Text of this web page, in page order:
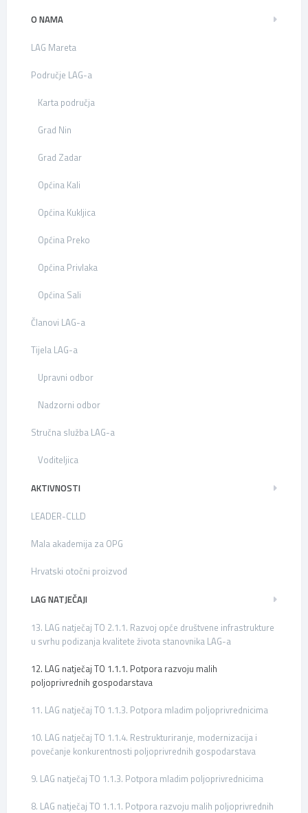
O NAMA
LAG Mareta
Područje LAG-a
Karta područja
Grad Nin
Grad Zadar
Općina Kali
Općina Kukljica
Općina Preko
Općina Privlaka
Općina Sali
Članovi LAG-a
Tijela LAG-a
Upravni odbor
Nadzorni odbor
Stručna služba LAG-a
Voditeljica
AKTIVNOSTI
LEADER-CLLD
Mala akademija za OPG
Hrvatski otočni proizvod
LAG NATJEČAJI
13. LAG natječaj TO 2.1.1. Razvoj opće društvene infrastrukture
u svrhu podizanja kvalitete života stanovnika LAG-a
12. LAG natječaj TO 1.1.1. Potpora razvoju malih
poljoprivrednih gospodarstava
11. LAG natječaj TO 1.1.3. Potpora mladim poljoprivrednicima
10. LAG natječaj TO 1.1.4. Restrukturiranje, modernizacija i
povećanje konkurentnosti poljoprivrednih gospodarstava
9. LAG natječaj TO 1.1.3. Potpora mladim poljoprivrednicima
8. LAG natječaj TO 1.1.1. Potpora razvoju malih poljoprivrednih